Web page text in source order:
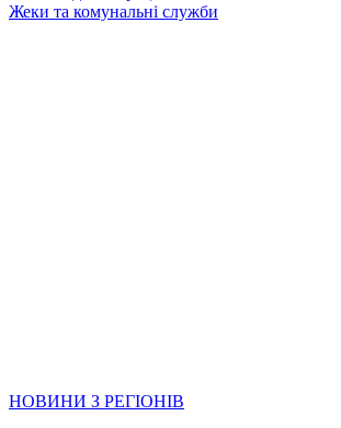
Жеки та комунальні служби
НОВИНИ З РЕГІОНІВ